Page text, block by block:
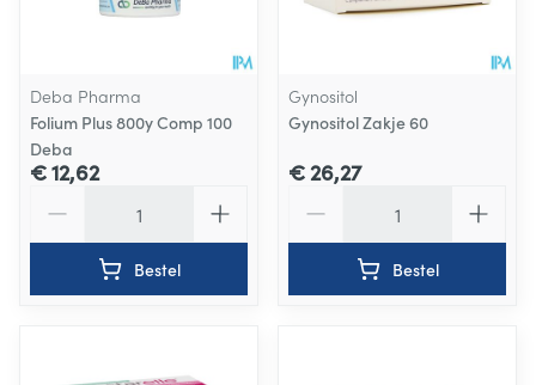
Deba Pharma
Folium Plus 800y Comp 100
Deba
€ 12,62
Bestel
Gynositol
Gynositol Zakje 60
€ 26,27
Bestel